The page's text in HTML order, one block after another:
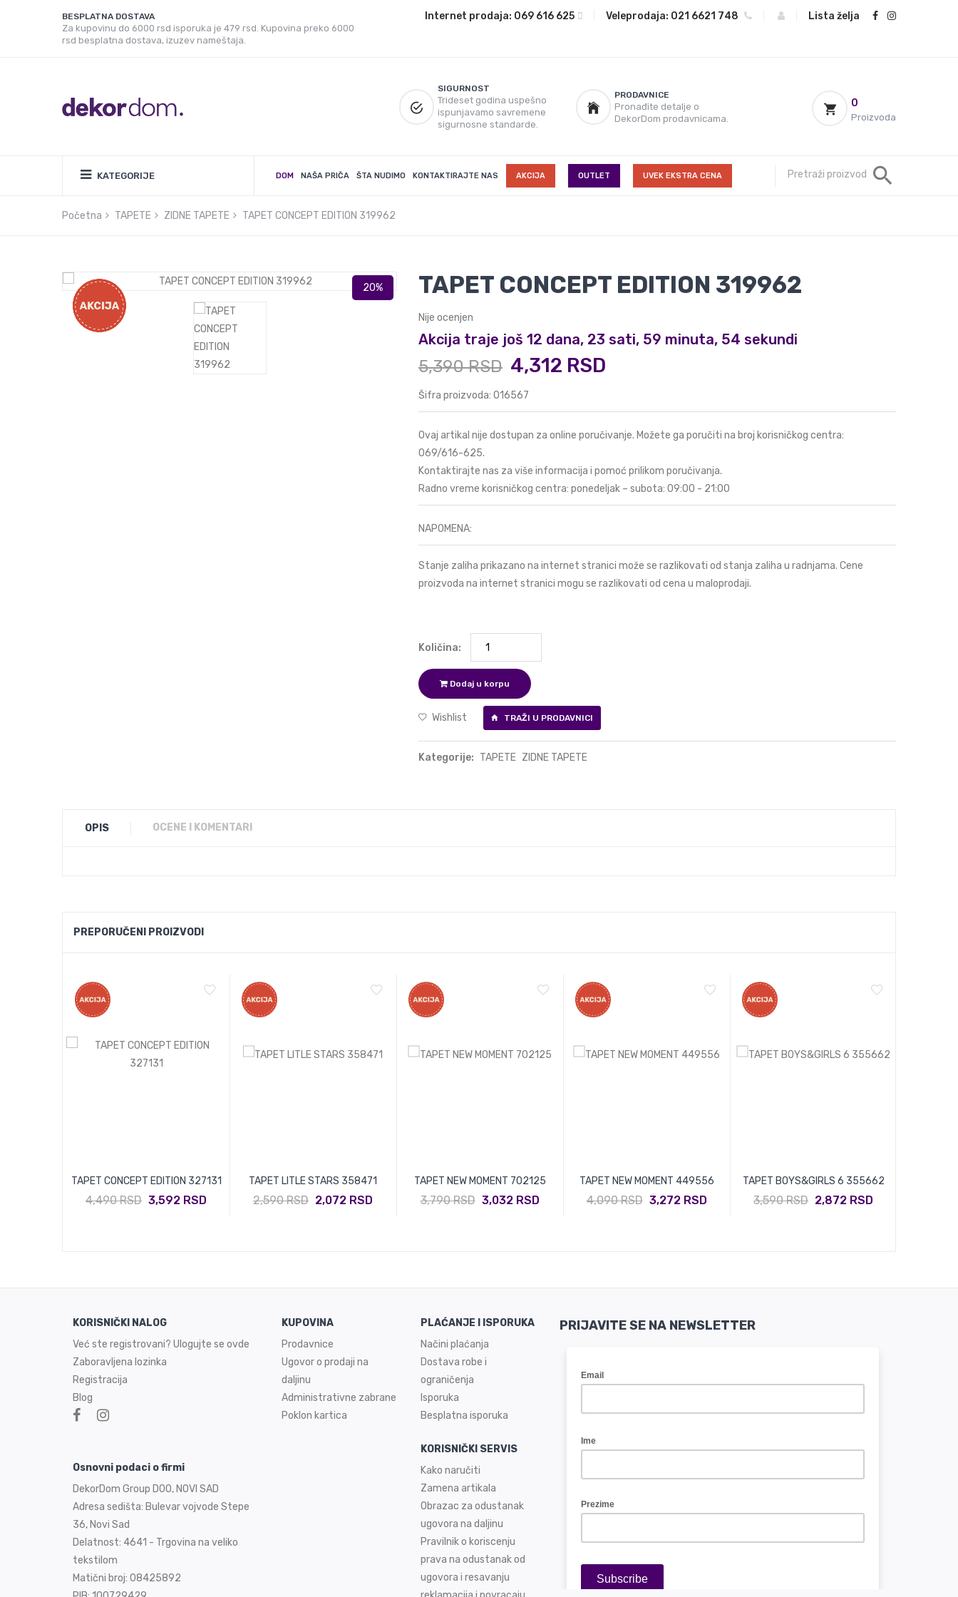
BESPLATNA DOSTAVA
Za kupovinu do 6000 rsd isporuka je 479 rsd. Kupovina preko 6000
rsd besplatna dostava, izuzev nameštaja.
Internet prodaja: 069 616 625 Veleprodaja: 021 6621 748 Lista želja
SIGURNOST
Trideset godina uspešno
ispunjavamo savremene
sigurnosne standarde.
PRODAVNICE
Pronađite detalje o
DekorDom prodavnicama.
0
Proizvoda
KATEGORIJE DOM NAŠA PRIČA ŠTA NUDIMO KONTAKTIRAJTE NAS AKCIJA OUTLET UVEK EKSTRA CENA
Početna TAPETE ZIDNE TAPETE TAPET CONCEPT EDITION 319962
TAPET CONCEPT EDITION 319962
Nije ocenjen
Akcija traje još 12 dana, 23 sati, 59 minuta, 53 sekundi
5,390 RSD 4,312 RSD
Šifra proizvoda: 016567
Ovaj artikal nije dostupan za online poručivanje. Možete ga poručiti na broj korisničkog centra:
069/616-625.
Kontaktirajte nas za više informacija i pomoć prilikom poručivanja.
Radno vreme korisničkog centra: ponedeljak – subota: 09:00 - 21:00
NAPOMENA:
Stanje zaliha prikazano na internet stranici može se razlikovati od stanja zaliha u radnjama. Cene
proizvoda na internet stranici mogu se razlikovati od cena u maloprodaji.
Količina:
Dodaj u korpu
Wishlist TRAŽI U PRODAVNICI
Kategorije: TAPETE ZIDNE TAPETE
OPIS OCENE I KOMENTARI
PREPORUČENI PROIZVODI
TAPET CONCEPT EDITION 327131
4,490 RSD 3,592 RSD
TAPET LITLE STARS 358471
2,590 RSD 2,072 RSD
TAPET NEW MOMENT 702125
3,790 RSD 3,032 RSD
TAPET NEW MOMENT 449556
4,090 RSD 3,272 RSD
TAPET BOYS&GIRLS 6 355662
3,590 RSD 2,872 RSD
KORISNIČKI NALOG
Već ste registrovani? Ulogujte se ovde
Zaboravljena lozinka
Registracija
Blog
Osnovni podaci o firmi
DekorDom Group DOO, NOVI SAD
Adresa sedišta: Bulevar vojvode Stepe
36, Novi Sad
Delatnost: 4641 - Trgovina na veliko
tekstilom
Matični broj: 08425892
KUPOVINA
Prodavnice
Ugovor o prodaji na
daljinu
Administrativne zabrane
Poklon kartica
PLAĆANJE I ISPORUKA
Načini plaćanja
Dostava robe i
ograničenja
Isporuka
Besplatna isporuka
KORISNIČKI SERVIS
Kako naručiti
Zamena artikala
Obrazac za odustanak
ugovora na daljinu
Pravilnik o koriscenju
prava na odustanak od
ugovora i resavanju
PRIJAVITE SE NA NEWSLETTER